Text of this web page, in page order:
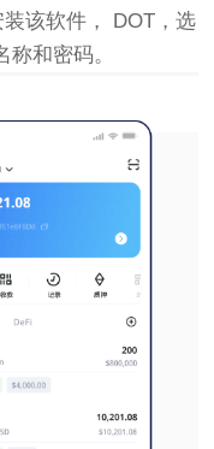
该软件， DOT，选
和密码。